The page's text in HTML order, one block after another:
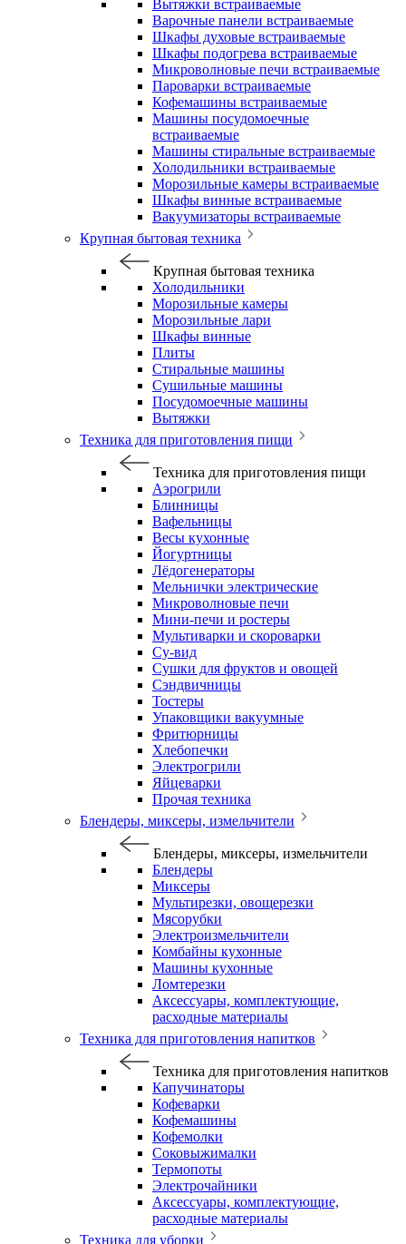
Вытяжки встраиваемые
Варочные панели встраиваемые
Шкафы духовые встраиваемые
Шкафы подогрева встраиваемые
Микроволновые печи встраиваемые
Пароварки встраиваемые
Кофемашины встраиваемые
Машины посудомоечные
встраиваемые
Машины стиральные встраиваемые
Холодильники встраиваемые
Морозильные камеры встраиваемые
Шкафы винные встраиваемые
Вакуумизаторы встраиваемые
Крупная бытовая техника
Крупная бытовая техника
Холодильники
Морозильные камеры
Морозильные лари
Шкафы винные
Плиты
Стиральные машины
Сушильные машины
Посудомоечные машины
Вытяжки
Техника для приготовления пищи
Техника для приготовления пищи
Аэрогрили
Блинницы
Вафельницы
Весы кухонные
Йогуртницы
Лёдогенераторы
Мельнички электрические
Микроволновые печи
Мини-печи и ростеры
Мультиварки и скороварки
Су-вид
Сушки для фруктов и овощей
Сэндвичницы
Тостеры
Упаковщики вакуумные
Фритюрницы
Хлебопечки
Электрогрили
Яйцеварки
Прочая техника
Блендеры, миксеры, измельчители
Блендеры, миксеры, измельчители
Блендеры
Миксеры
Мультирезки, овощерезки
Мясорубки
Электроизмельчители
Комбайны кухонные
Машины кухонные
Ломтерезки
Аксессуары, комплектующие,
расходные материалы
Техника для приготовления напитков
Техника для приготовления напитков
Капучинаторы
Кофеварки
Кофемашины
Кофемолки
Соковыжималки
Термопоты
Электрочайники
Аксессуары, комплектующие,
расходные материалы
Техника для уборки